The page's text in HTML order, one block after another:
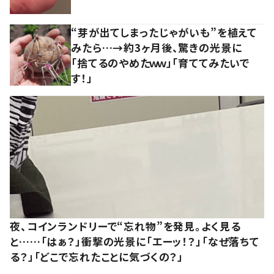
“芽が出てしまったじゃがいも”を植えて
みたら…→約3ヶ月後、驚きの光景に
「捨てるのやめたｗｗ」「育ててみたいで
す！」
夜、コインランドリーで“忘れ物”を発見。よく見る
と……「はぁ？」衝撃の光景に「エーッ！？」「なぜ落ちて
る？」「どこで忘れたことに気づくの？」